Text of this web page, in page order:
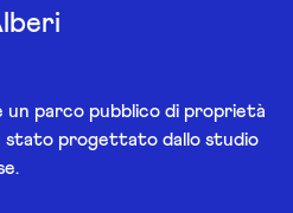
un parco pubblico di proprietà
stato progettato dallo studio